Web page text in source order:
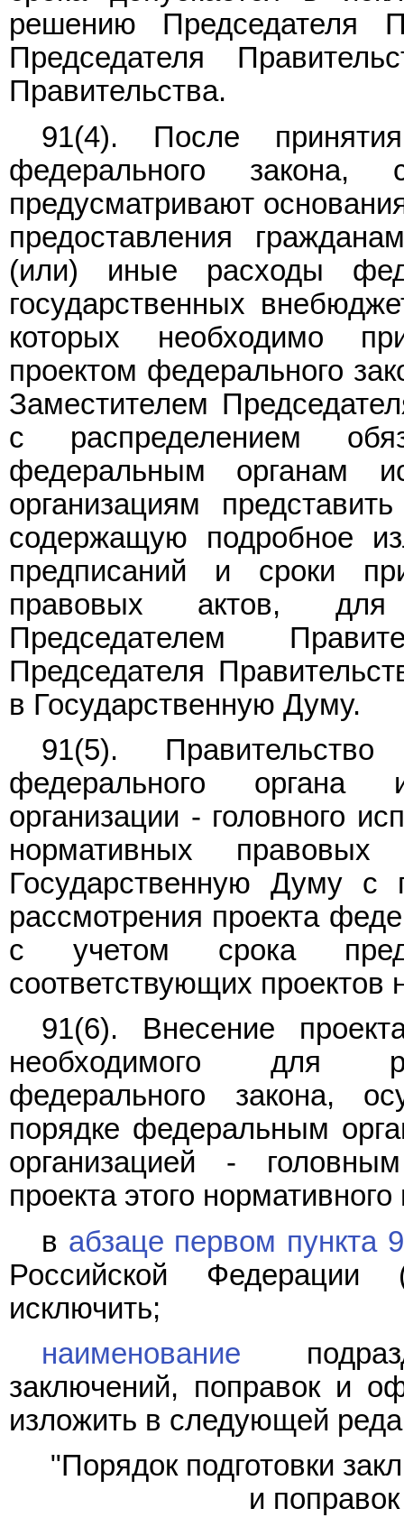
решению Председателя
Председателя
Правительства.
91(4). После
федерального закона,
предусматривают
предоставления
(или) иные расходы
государственных
которых необходимо
проектом федерального
Заместителем
с распределением
федеральным органам
организациям
содержащую подробное
предписаний и сроки
правовых актов, для
Председателем
Председателя
в Государственную Думу.
91(5).
федерального органа
организации - головного
нормативных
Государственную Думу с
рассмотрения проекта
с учетом срока
соответствующих
91(6). Внесение
необходимого для
федерального закона,
порядке федеральным
организацией -
проекта этого
в абзаце первом пункта
Российской
исключить;
наименование
заключений, поправок и
изложить в следующей
"Порядок подготовки
и